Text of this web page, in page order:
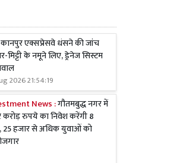
एक्सप्रेसवे धंसने की जांच
मिट्टी के नमूने लिए, ड्रेनेज सिस्टम
2026 21:54:19
News :गौतमबुद्ध नगर में
करोड़ रुपये का निवेश करेंगी 8
25 हजार से अधिक युवाओं को